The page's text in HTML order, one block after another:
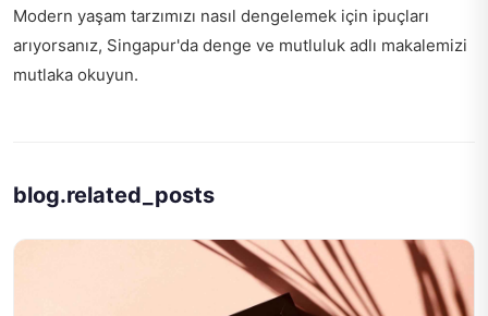
Modern yaşam tarzımızı nasıl dengelemek için ipuçları
arıyorsanız, Singapur'da denge ve mutluluk adlı makalemizi
mutlaka okuyun.
blog.related_posts